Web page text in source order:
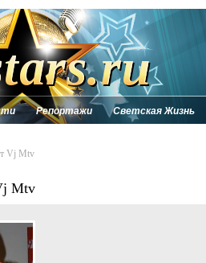
Репортажи Светская Жизнь
Vj Mtv
Mtv